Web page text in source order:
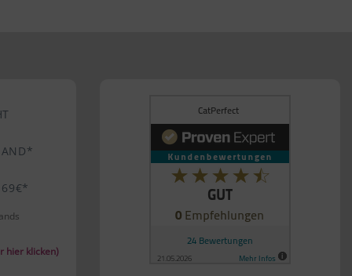
69€*
hier klicken)